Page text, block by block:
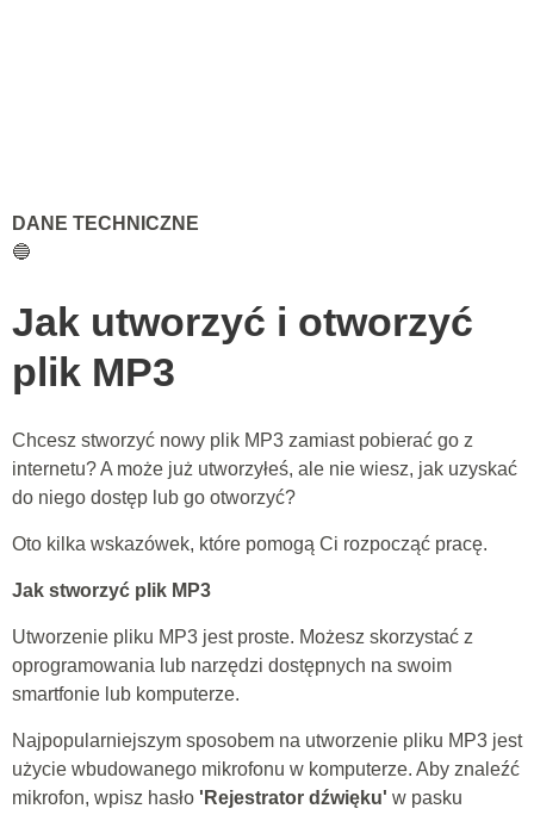
DANE TECHNICZNE
🔵
Jak utworzyć i otworzyć
plik MP3
Chcesz stworzyć nowy plik MP3 zamiast pobierać go z
internetu? A może już utworzyłeś, ale nie wiesz, jak uzyskać
do niego dostęp lub go otworzyć?
Oto kilka wskazówek, które pomogą Ci rozpocząć pracę.
Jak stworzyć plik MP3
Utworzenie pliku MP3 jest proste. Możesz skorzystać z
oprogramowania lub narzędzi dostępnych na swoim
smartfonie lub komputerze.
Najpopularniejszym sposobem na utworzenie pliku MP3 jest
użycie wbudowanego mikrofonu w komputerze. Aby znaleźć
mikrofon, wpisz hasło 'Rejestrator dźwięku' w pasku